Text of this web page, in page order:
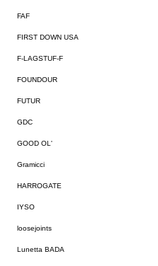
FAF
FIRST DOWN USA
F-LAGSTUF-F
FOUNDOUR
FUTUR
GDC
GOOD OL'
Gramicci
HARROGATE
IYSO
loosejoints
Lunetta BADA